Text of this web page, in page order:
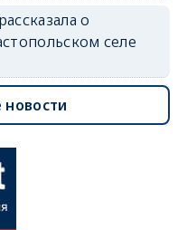
о
селе
новости